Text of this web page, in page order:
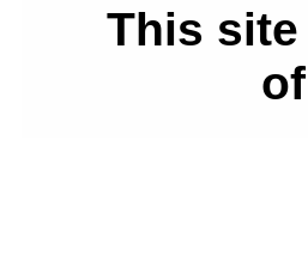
This site